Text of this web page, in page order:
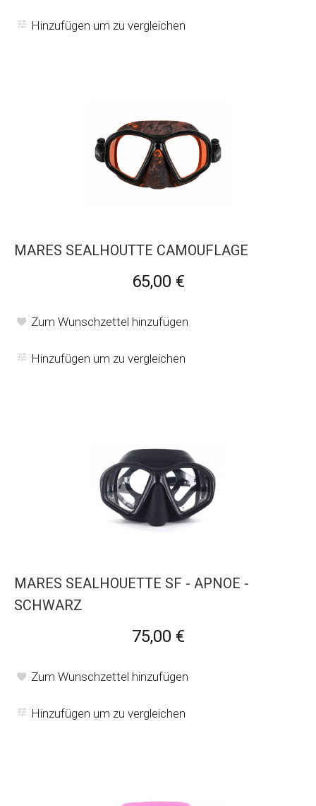
Hinzufügen um zu vergleichen
MARES SEALHOUTTE CAMOUFLAGE
65,00 €
Zum Wunschzettel hinzufügen
Hinzufügen um zu vergleichen
MARES SEALHOUETTE SF - APNOE -
SCHWARZ
75,00 €
Zum Wunschzettel hinzufügen
Hinzufügen um zu vergleichen